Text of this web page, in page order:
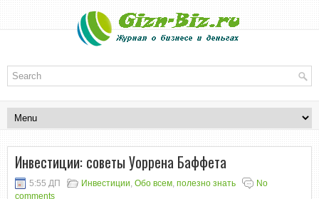
Инвестиции: советы Уоррена Баффета
5:55 ДП Инвестиции, Обо всем, полезно знать
No
comments